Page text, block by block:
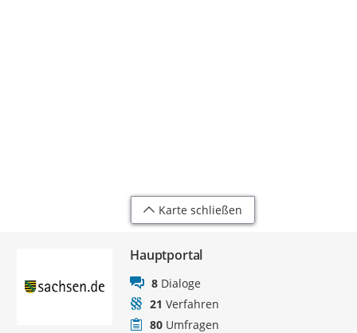
Karte schließen
Hauptportal
8 Dialoge
21 Verfahren
80 Umfragen